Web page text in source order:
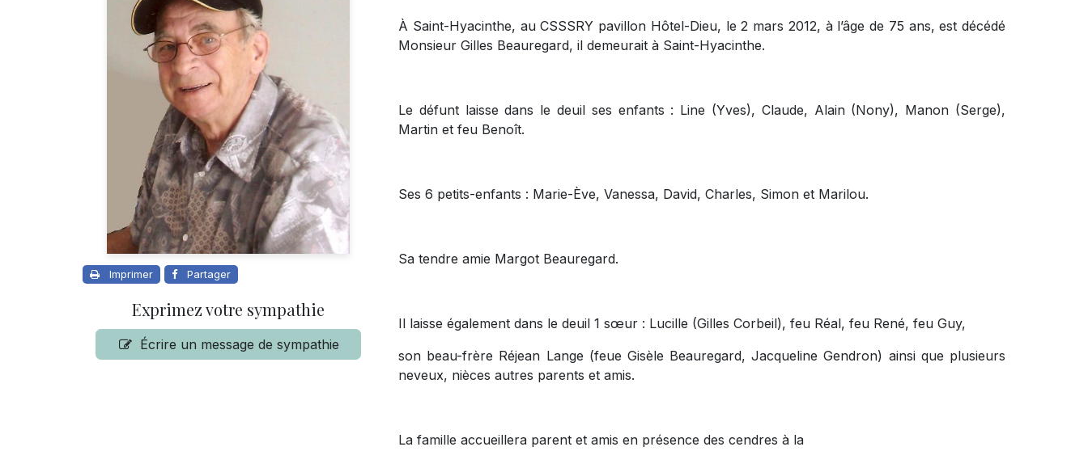
Imprimer Partager
Exprimez votre sympathie
Écrire un message de sympathie
À Saint-Hyacinthe, au CSSSRY pavillon Hôtel-Dieu, le 2 mars 2012, à l’âge de 75 ans, est décédé
Monsieur Gilles Beauregard, il demeurait à Saint-Hyacinthe.
Le défunt laisse dans le deuil ses enfants : Line (Yves), Claude, Alain (Nony), Manon (Serge),
Martin et feu Benoît.
Ses 6 petits-enfants : Marie-Ève, Vanessa, David, Charles, Simon et Marilou.
Sa tendre amie Margot Beauregard.
Il laisse également dans le deuil 1 sœur : Lucille (Gilles Corbeil), feu Réal, feu René, feu Guy,
son beau-frère Réjean Lange (feue Gisèle Beauregard, Jacqueline Gendron) ainsi que plusieurs
neveux, nièces autres parents et amis.
La famille accueillera parent et amis en présence des cendres à la